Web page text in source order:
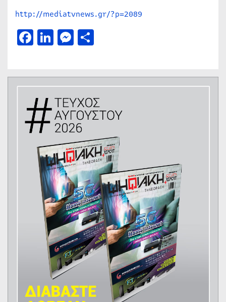
http://mediatvnews.gr/?p=2089
Facebook
LinkedIn
Messenger